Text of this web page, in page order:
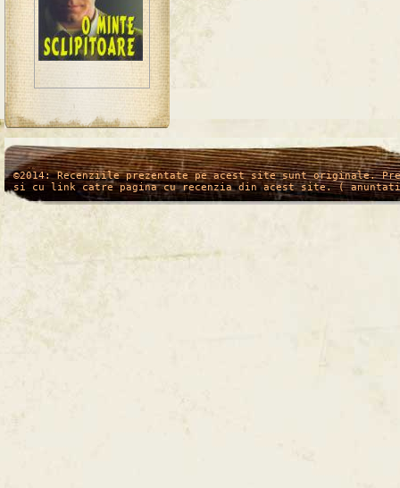
/* */
©2014: Recenziile prezentate pe acest site sunt originale.
si cu link catre pagina cu recenzia din acest site. (